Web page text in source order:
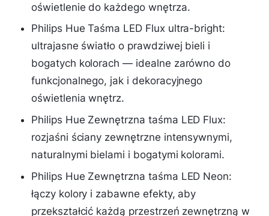
oświetlenie do każdego wnętrza.
Philips Hue Taśma LED Flux ultra-bright:
ultrajasne światło o prawdziwej bieli i
bogatych kolorach — idealne zarówno do
funkcjonalnego, jak i dekoracyjnego
oświetlenia wnętrz.
Philips Hue Zewnętrzna taśma LED Flux:
rozjaśni ściany zewnętrzne intensywnymi,
naturalnymi bielami i bogatymi kolorami.
Philips Hue Zewnętrzna taśma LED Neon:
łączy kolory i zabawne efekty, aby
przekształcić każdą przestrzeń zewnętrzną w